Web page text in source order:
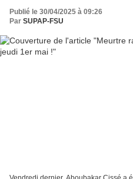
Publié le 30/04/2025 à 09:26
Par SUPAP-FSU